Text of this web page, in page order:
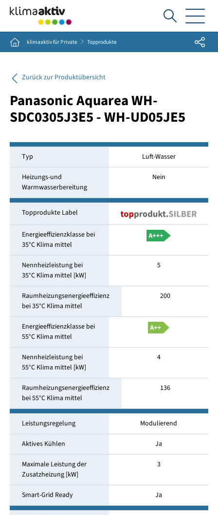
Ich
suche...
Home klimaaktiv für Private Topprodukte Share
Zurück zur Produktübersicht
Panasonic Aquarea WH-
SDC0305J3E5 - WH-UD05JE5
Typ Luft-Wasser
Heizungs-und
Warmwasserbereitung
Nein
Topprodukte Label
Energieeffizienzklasse bei
35°C Klima mittel
Nennheizleistung bei
35°C Klima mittel [kW]
5
Raumheizungsenergieeffizienz
bei 35°C Klima mittel
200
Energieeffizienzklasse bei
55°C Klima mittel
Nennheizleistung bei
55°C Klima mittel [kW]
4
Raumheizungsenergieeffizienz
bei 55°C Klima mittel
136
Leistungsregelung Modulierend
Aktives Kühlen Ja
Maximale Leistung der
Zusatzheizung [kW]
3
Smart-Grid Ready Ja